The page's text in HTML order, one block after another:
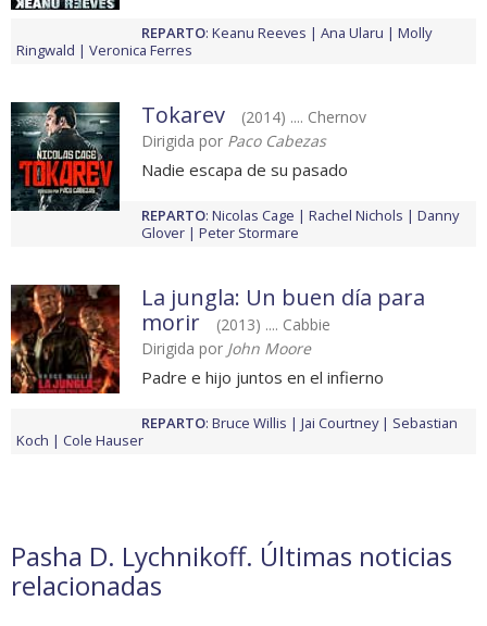
REPARTO: Keanu Reeves Ana Ularu
Molly
Ringwald
Veronica Ferres
Tokarev
(2014) .... Chernov
Dirigida por Paco Cabezas
Nadie escapa de su pasado
REPARTO: Nicolas Cage Rachel Nichols
Danny
Glover
Peter Stormare
La jungla: Un buen día para
morir
(2013) .... Cabbie
Dirigida por John Moore
Padre e hijo juntos en el infierno
REPARTO: Bruce Willis Jai Courtney
Sebastian
Koch
Cole Hauser
Pasha D. Lychnikoff. Últimas noticias
relacionadas